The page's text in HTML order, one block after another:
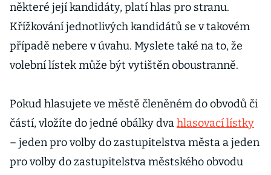
některé její kandidáty, platí hlas pro stranu.
Křížkování jednotlivých kandidátů se v takovém
případě nebere v úvahu. Myslete také na to, že
volební lístek může být vytištěn oboustranně.
Pokud hlasujete ve městě členěném do obvodů či
částí, vložíte do jedné obálky dvahlasovací lístky
– jeden pro volby do zastupitelstva města a jeden
pro volby do zastupitelstva městského obvodu